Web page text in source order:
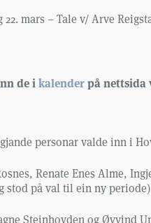
22. mars – Tale v/ Arve
de i kalenderpå nettsida
personar valde inn i
Renate Enes Alme,
stod på val til ein ny
Steinhovden og Øyvind